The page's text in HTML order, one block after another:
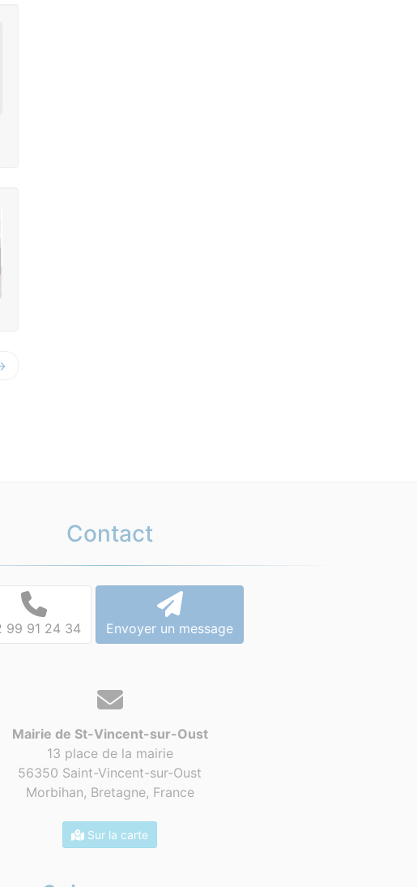
Contact
99 91 24 34 Envoyer un message
Mairie de St-Vincent-sur-Oust
13 place de la mairie
56350 Saint-Vincent-sur-Oust
Morbihan, Bretagne, France
Sur la carte